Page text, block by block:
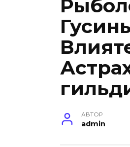
АВТОР
admin